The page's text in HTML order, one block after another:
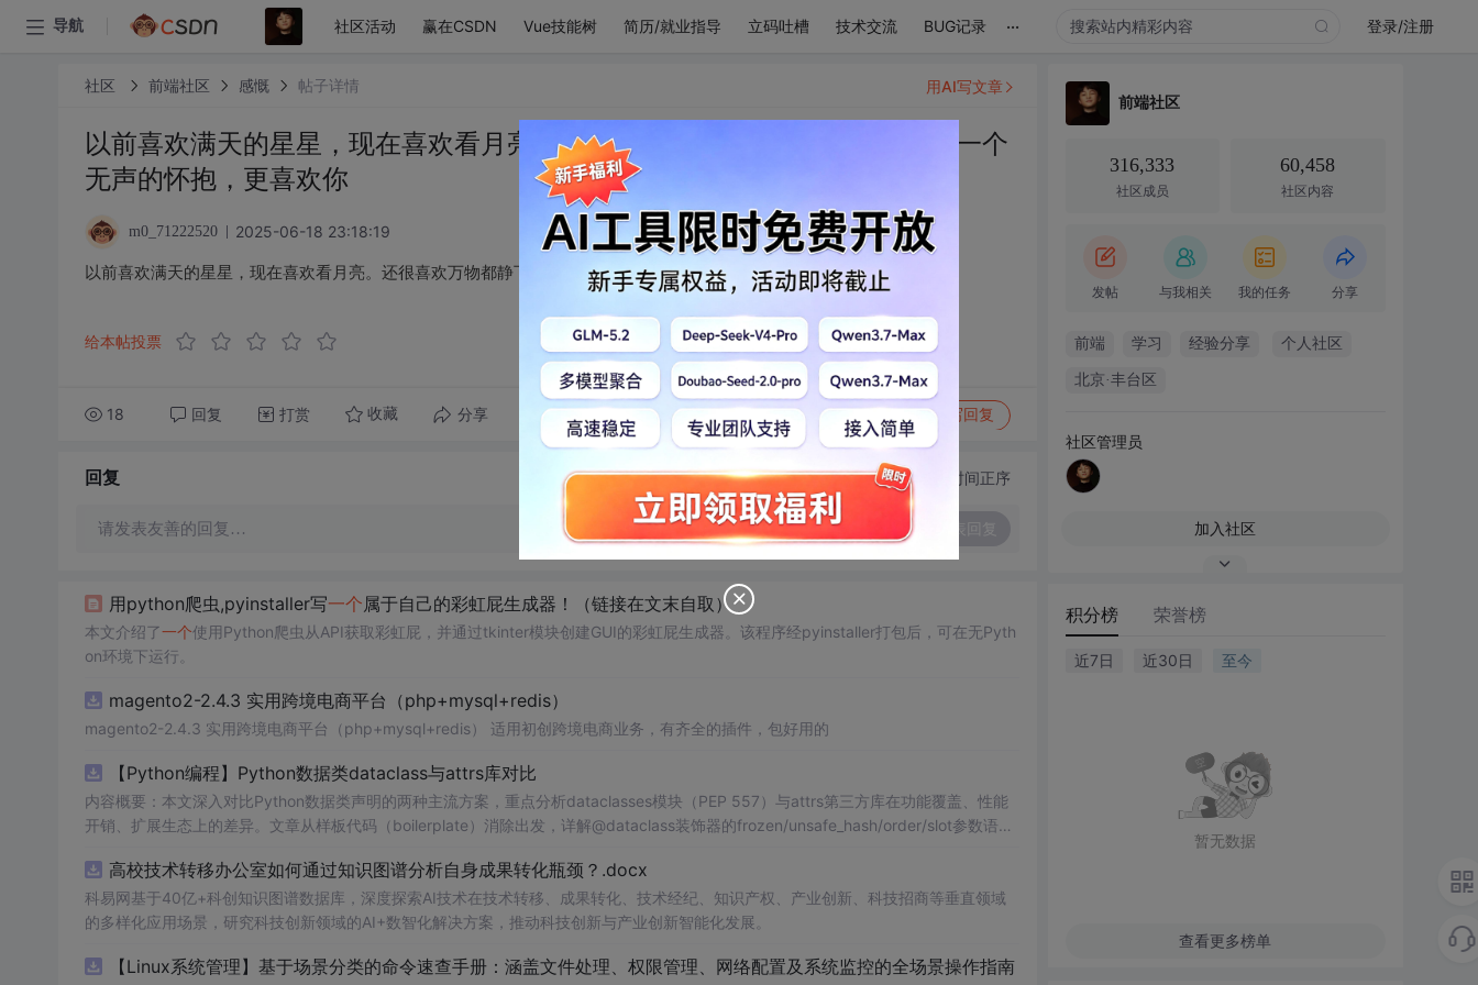
导航 社区活动 赢在CSDN Vue技能树 简历/就业指导 立码吐槽 技术交流 BUG记录 ... 登录/注册
社区 前端社区 感慨 帖子详情
以前喜欢满天的星星，现在喜欢看月亮。还很喜欢万物都静下来的夜晚，像一个
无声的怀抱，更喜欢你 ​​​
m0_71222520 2025-06-18 23:18:19
以前喜欢满天的星星，现在喜欢看月亮。还很喜欢万物都静下来的夜晚，像一个无声的怀抱，更喜欢你 ​​​
给本帖投票
18 回复 打赏 收藏 分享 转发到动态 举报 写回复
用AI写文章
回复 切换为时间正序
请发表友善的回复…
用python爬虫,pyinstaller写一个属于自己的彩虹屁生成器！（链接在文末自取）
本文介绍了一个使用Python爬虫从API获取彩虹屁，并通过tkinter模块创建GUI的彩虹屁生成器。该程序经pyinstaller打包后，可在无Pyth
on环境下运行。
magento2-2.4.3 实用跨境电商平台（php+mysql+redis）
magento2-2.4.3 实用跨境电商平台（php+mysql+redis） 适用初创跨境电商业务，有齐全的插件，包好用的
【Python编程】Python数据类dataclass与attrs库对比
内容概要：本文深入对比Python数据类声明的两种主流方案，重点分析dataclasses模块（PEP 557）与attrs第三方库在功能覆盖、性能
开销、扩展生态上的差异。文章从样板代码（boilerplate）消除出发，详解@dataclass装饰器的frozen/unsafe_hash/order/slot参数语
ers类型转换器、以及auto_attribs的PEP 526注解兼容模式，同时介绍cattrs的序列化/反序列化适配、Pydantic的BaseModel运行时校验
增强、以及marshmallow的Schema显式定义，最后给出在配置对象、DTO传输、领域模型等场景下的数据类选型建议与版本兼容性策
略。 m.czqysy.com m.cxs666.com canankeyy.com btcxxm.com www.csd4zlyh.com
高校技术转移办公室如何通过知识图谱分析自身成果转化瓶颈？.docx
科易网基于40亿+科创知识图谱数据库，深度探索AI技术在技术转移、成果转化、技术经纪、知识产权、产业创新、科技招商等垂直领域
的多样化应用场景，研究科技创新领域的AI+数智化解决方案，推动科技创新与产业创新智能化发展。
【Linux系统管理】基于场景分类的命令速查手册：涵盖文件处理、权限管理、网络配置及系统监控的全场景操作指南
前端社区
316,333
社区成员
60,458
社区内容
发帖 与我相关 我的任务 分享
前端 学习 经验分享 个人社区
北京·丰台区
社区管理员
加入社区
积分榜 荣誉榜
近7日 近30日 至今
暂无数据
查看更多榜单